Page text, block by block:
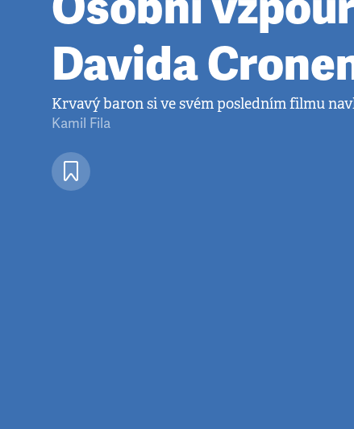
Davida
Krvavý baron si ve svém posledním filmu
Kamil Fila